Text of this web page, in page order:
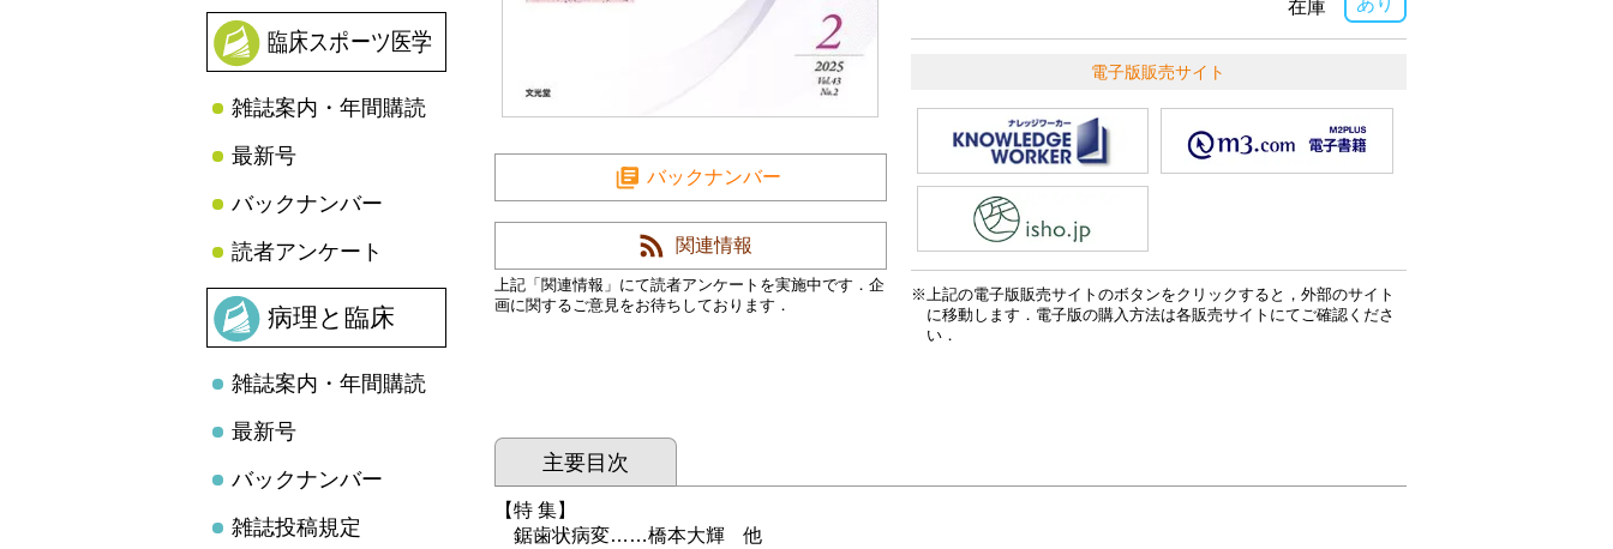
臨床スポーツ医学
雑誌案内・年間購読
最新号
バックナンバー
読者アンケート
病理と臨床
雑誌案内・年間購読
最新号
バックナンバー
雑誌投稿規定
バックナンバー
関連情報
上記「関連情報」にて読者アンケートを実施中です．企
画に関するご意見をお待ちしております．
在庫
電子版販売サイト
上記の電子版販売サイトのボタンをクリックすると，外部のサイト
に移動します．電子版の購入方法は各販売サイトにてご確認くださ
い．
主要目次
【特 集】
鋸歯状病変……橋本大輝 他